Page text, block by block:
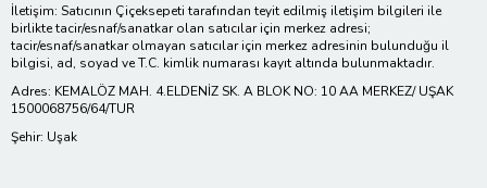
İletişim: Satıcının Çiçeksepeti tarafından teyit edilmiş iletişim bilgileri ile
birlikte tacir/esnaf/sanatkar olan satıcılar için merkez adresi;
tacir/esnaf/sanatkar olmayan satıcılar için merkez adresinin bulunduğu il
bilgisi, ad, soyad ve T.C. kimlik numarası kayıt altında bulunmaktadır.
Adres: KEMALÖZ MAH. 4.ELDENİZ SK. A BLOK NO: 10 AA MERKEZ/ UŞAK
1500068756/64/TUR
Şehir: Uşak